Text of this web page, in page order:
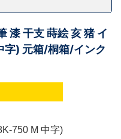
漆 干支 蒔絵 亥 猪 イ
字) 元箱/桐箱/インク
750 M 中字)